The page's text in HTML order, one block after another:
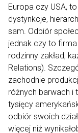
Europa czy USA,
dystynkcje,
sam. Odbiór
jednak czy to
rodzinny zakład,
Relations).
zachodnie
różnych barwach i
tysięcy
odbiór swoich
więcej niż